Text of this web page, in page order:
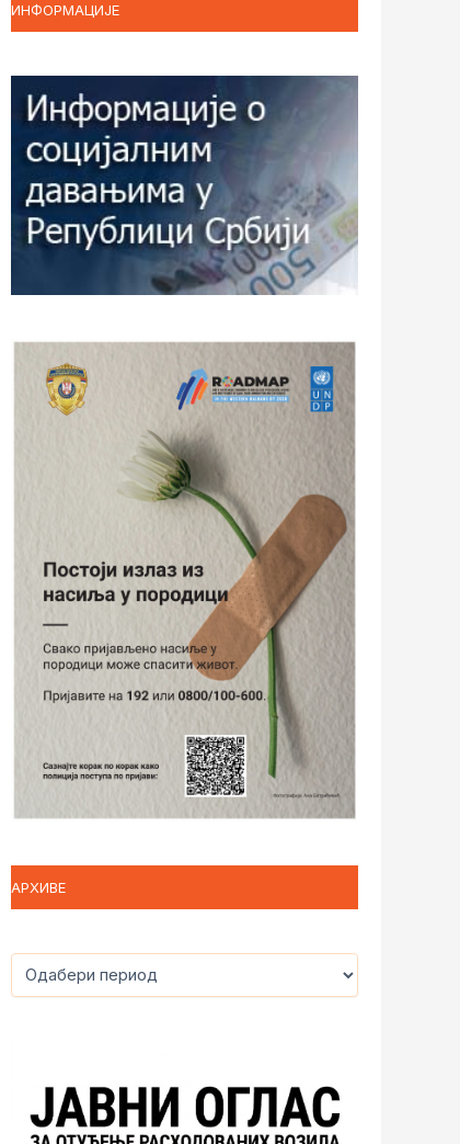
ИНФОРМАЦИЈЕ
АРХИВЕ